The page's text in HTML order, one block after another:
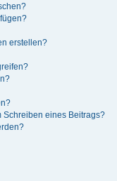
erstellen?
Schreiben eines Beitrags?